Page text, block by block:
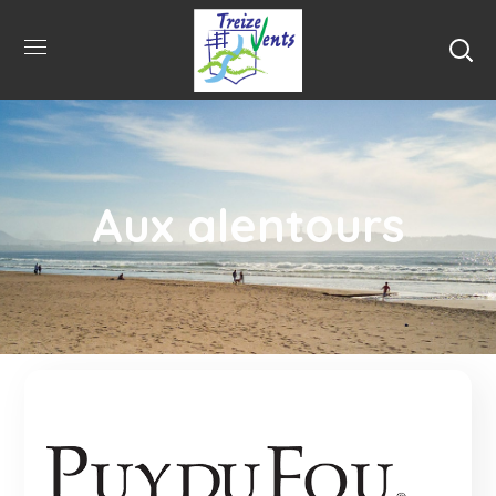
Aux alentours
Le puy du Fou élu meilleur parc d'attraction du